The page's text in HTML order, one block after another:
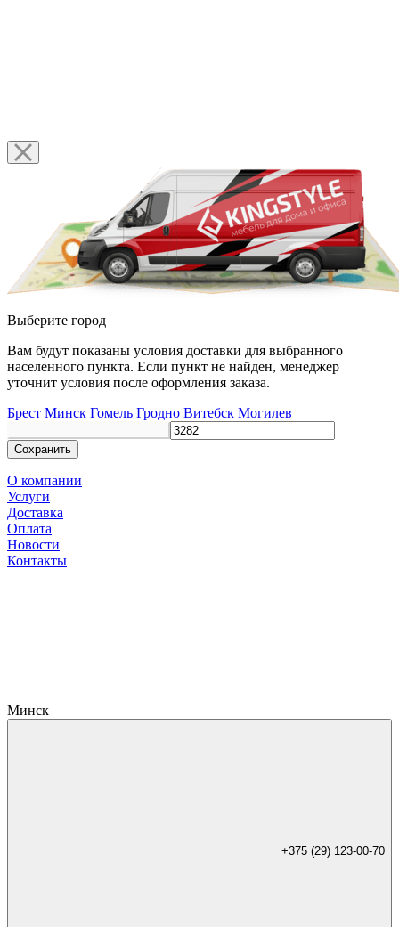
Выберите город
Вам будут показаны условия доставки для выбранного
населенного пункта. Если пункт не найден, менеджер
уточнит условия после оформления заказа.
Брест Минск Гомель Гродно Витебск Могилев
Сохранить
О компании
Услуги
Доставка
Оплата
Новости
Контакты
Минск
+375 (29) 123-00-70